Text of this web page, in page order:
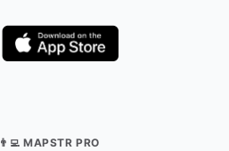
👨‍💻 MAPSTR PRO